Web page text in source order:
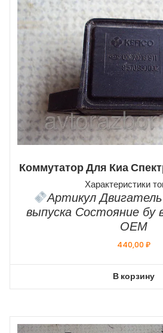
Коммутатор Для Киа
Характеристики
Артикул
выпуска Состояние бу
ОЕМ
440,00₽
В корзину